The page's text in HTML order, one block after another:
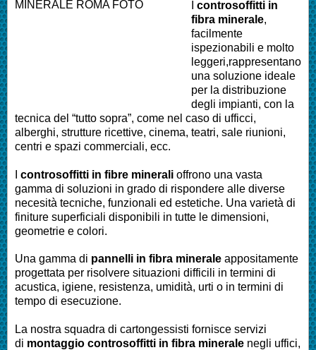
controsoffitti in
fibra minerale,
facilmente
ispezionabili e molto
leggeri,rappresentano
una soluzione ideale
per la distribuzione
degli impianti, con la
tecnica del “tutto sopra”, come nel caso di ufficci,
alberghi, strutture ricettive, cinema, teatri, sale riunioni,
centri e spazi commerciali, ecc.
controsoffitti in fibre minerali offrono una vasta
gamma di soluzioni in grado di rispondere alle diverse
necesità tecniche, funzionali ed estetiche. Una varietà di
finiture superficiali disponibili in tutte le dimensioni,
geometrie e colori.
Una gamma di pannelli in fibra minerale appositamente
progettata per risolvere situazioni difficili in termini di
acustica, igiene, resistenza, umidità, urti o in termini di
tempo di esecuzione.
La nostra squadra di cartongessisti fornisce servizi
di montaggio controsoffitti in fibra minerale negli uffici,